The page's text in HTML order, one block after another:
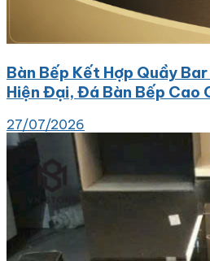
Bàn Bếp Kết Hợp Quầy
Hiện Đại, Đá Bàn Bếp Cao
27/07/2026